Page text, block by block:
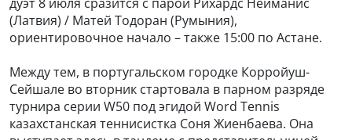
(Латвия) / Матей Тодоран (Румыния),
ориентировочное начало – также 15:00 по Астане.
Между тем, в португальском городке Корройуш-
Сейшале во вторник стартовала в парном разряде
турнира серии W50 под эгидой Word Tennis
казахстанская теннисистка Соня Жиенбаева. Она